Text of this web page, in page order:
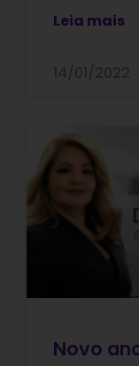
Leia mais
Novo